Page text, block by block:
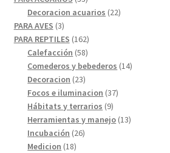
productos
Decoracion acuarios 2222
PARA AVES 33
productos
PARA REPTILES 162162
productos
Calefacción 5858
productos
Comederos y bebederos 1414
Decoracion 2323
productos
Focos e iluminacion 3737
Hábitats y terrarios 99
productos
Herramientas y manejo 1313
Incubación 2626
Medicion 1818